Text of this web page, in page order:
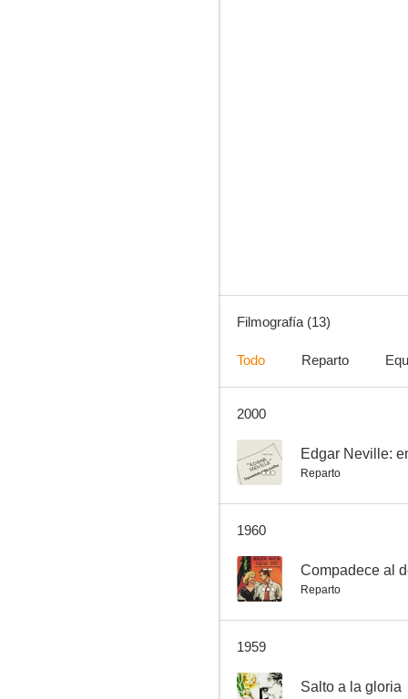
Filmografía (13)
Todo Reparto
2000
-- Edgar Neville:
Reparto
1960
-- Compadece al
Reparto
1959
-- Salto a la gloria